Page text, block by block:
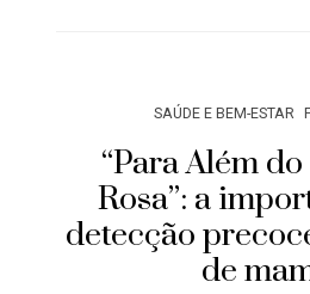
SAÚDE E BEM-ESTAR
“Para Além
Rosa”: a
detecção
de